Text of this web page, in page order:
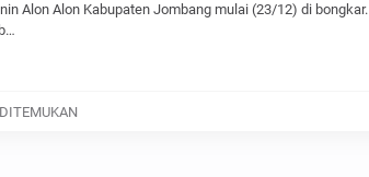
Alon Alon Kabupaten Jombang mulai (23/12) di bongkar.